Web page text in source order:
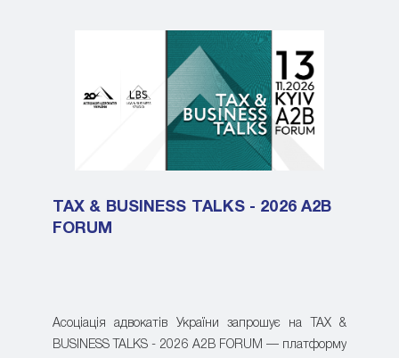
TAX & BUSINESS TALKS - 2026 A2B
FORUM
Асоціація адвокатів України запрошує на TAX &
BUSINESS TALKS - 2026 A2B FORUM — платформу